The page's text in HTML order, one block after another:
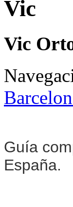
Vic
Vic
Guía
España.